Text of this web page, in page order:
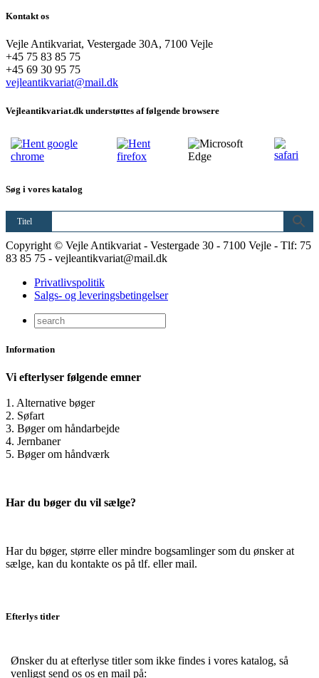
Kontakt os
Vejle Antikvariat, Vestergade 30A, 7100 Vejle
+45 75 83 85 75
+45 69 30 95 75
vejleantikvariat@mail.dk
Vejleantikvariat.dk understøttes af følgende browsere
Søg i vores katalog
Titel
Copyright © Vejle Antikvariat - Vestergade 30 - 7100 Vejle - Tlf: 75
83 85 75 - vejleantikvariat@mail.dk
Privatlivspolitik
Salgs- og leveringsbetingelser
Information
Vi efterlyser følgende emner
1. Alternative bøger
2. Søfart
3. Bøger om håndarbejde
4. Jernbaner
5. Bøger om håndværk
Har du bøger du vil sælge?
Har du bøger, større eller mindre bogsamlinger som du ønsker at
sælge, kan du kontakte os på tlf. eller mail.
Efterlys titler
Ønsker du at efterlyse titler som ikke findes i vores katalog, så
venligst send os os en mail på: